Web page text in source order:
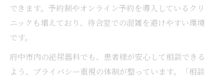
できます。予約制やオンライン予約を導入しているクリ
ニックも増えており、待合室での混雑を避けやすい環境
です。
府中市内の泌尿器科でも、患者様が安心して相談できる
よう、プライバシー重視の体制が整っています。「相談